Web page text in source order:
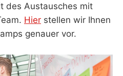
des Austausches mit
Hier stellen wir Ihnen
genauer vor.